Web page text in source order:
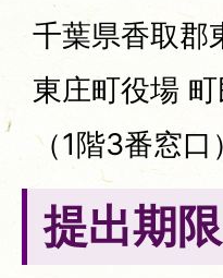
千葉県香取郡
東庄町役場
（1階3番窓口）
提出期限